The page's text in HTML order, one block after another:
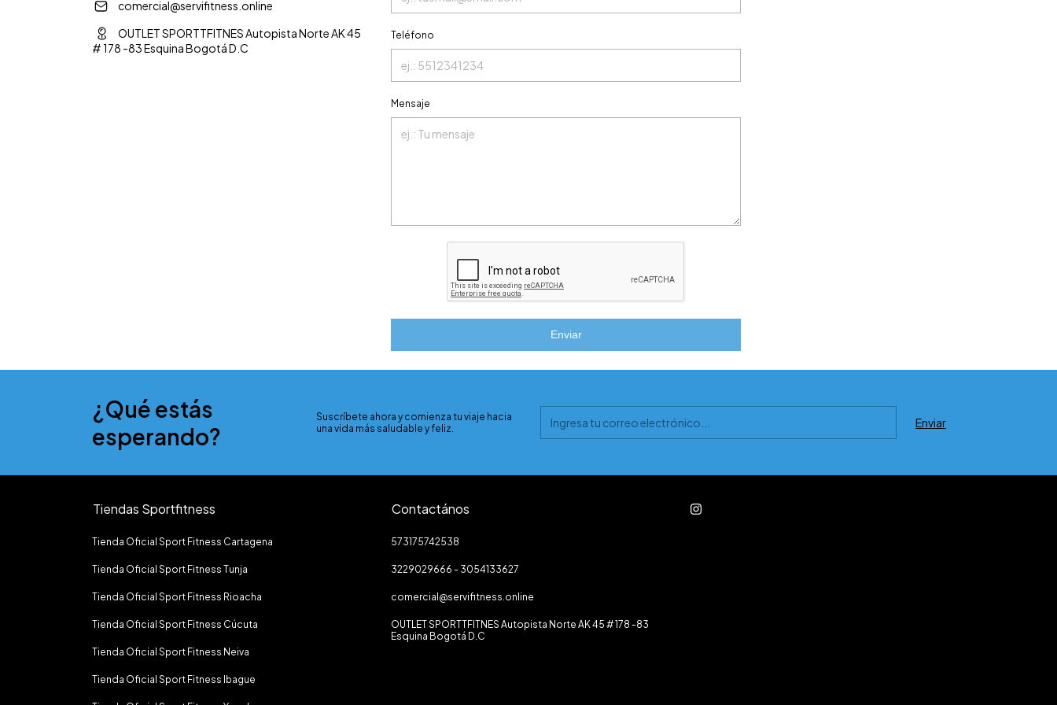
comercial@servifitness.online
OUTLET SPORTTFITNES Autopista Norte AK 45
# 178 -83 Esquina Bogotá D.C
Teléfono
Mensaje
Enviar
¿Qué estás
esperando?
Suscríbete ahora y comienza tu viaje hacia
una vida más saludable y feliz.
Tiendas Sportfitness
Tienda Oficial Sport Fitness Cartagena
Tienda Oficial Sport Fitness Tunja
Tienda Oficial Sport Fitness Rioacha
Tienda Oficial Sport Fitness Cúcuta
Tienda Oficial Sport Fitness Neiva
Tienda Oficial Sport Fitness Ibague
Contactános
573175742538
3229029666 - 3054133627
comercial@servifitness.online
OUTLET SPORTTFITNES Autopista Norte AK 45 # 178 -83
Esquina Bogotá D.C